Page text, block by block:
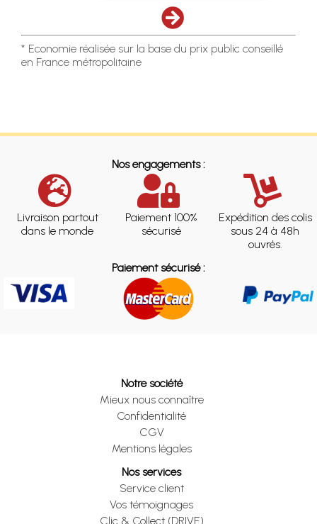
* Economie réalisée sur la base du prix public conseillé
en France métropolitaine
Nos engagements :
Livraison partout
dans le monde
Paiement 100%
sécurisé
Expédition des colis
sous 24 à 48h
ouvrés.
Paiement sécurisé :
Notre société
Mieux nous connaître
Confidentialité
CGV
Mentions légales
Nos services
Service client
Vos témoignages
Clic & Collect (DRIVE)